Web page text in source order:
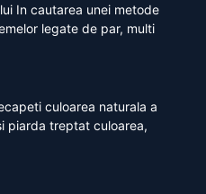
In cautarea unei metode
legate de par, multi
culoarea naturala a
piarda treptat culoarea,